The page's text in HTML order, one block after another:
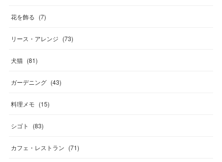
花を飾る (7)
リース・アレンジ (73)
犬猫 (81)
ガーデニング (43)
料理メモ (15)
シゴト (83)
カフェ・レストラン (71)